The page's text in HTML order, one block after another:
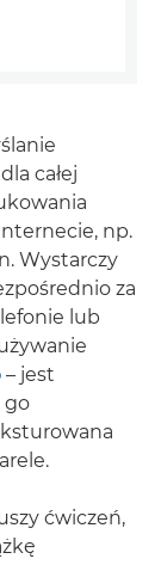
całej
np.
Wystarczy
za
lub
– jest
go
ćwiczeń,